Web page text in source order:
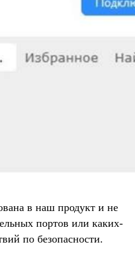
в наш продукт и не
портов или каких-
по безопасности.